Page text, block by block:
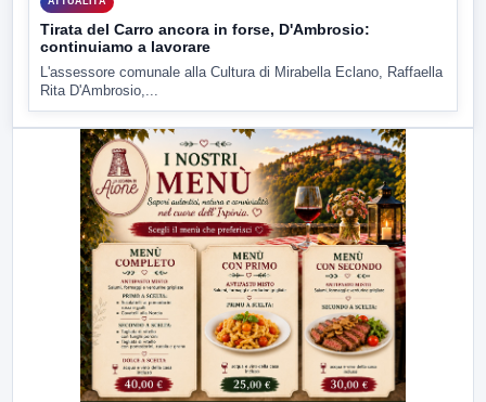
Tirata del Carro ancora in forse, D'Ambrosio:
continuiamo a lavorare
L'assessore comunale alla Cultura di Mirabella Eclano, Raffaella
Rita D'Ambrosio,...